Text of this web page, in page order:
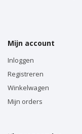
Mijn account
Inloggen
Registreren
Winkelwagen
Mijn orders